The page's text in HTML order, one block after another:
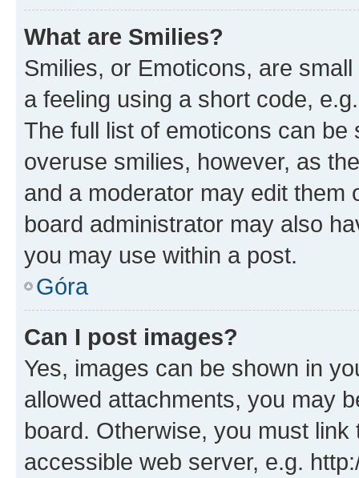
What are Smilies?
Smilies, or Emoticons, are
a feeling using a short code,
The full list of emoticons can
overuse smilies, however, as
and a moderator may edit them
board administrator may also
you may use within a post.
Góra
Can I post images?
Yes, images can be shown in
allowed attachments, you may
board. Otherwise, you must
accessible web server, e.g.